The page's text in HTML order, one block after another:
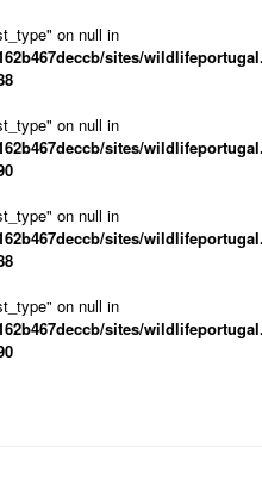
on null in
sites/
on null in
sites/
on null in
sites/
on null in
sites/